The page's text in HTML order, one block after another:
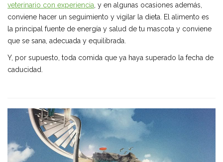
veterinario con experiencia , y en algunas ocasiones además,
conviene hacer un seguimiento y vigilar la dieta. El alimento es
la principal fuente de energía y salud de tu mascota y conviene
que se sana, adecuada y equilibrada.
Y, por supuesto, toda comida que ya haya superado la fecha de
caducidad.